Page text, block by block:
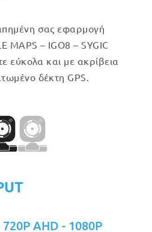
σας εφαρμογή
MAPS – IGO8 – SYGIC
εύκολα και με ακρίβεια
δέκτη GPS.
AHD - 1080P